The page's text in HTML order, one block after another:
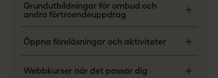
Grundutbildningar för ombud och
andra förtroendeuppdrag
Öppna föreläsningar och aktiviteter
Webbkurser när det passar dig